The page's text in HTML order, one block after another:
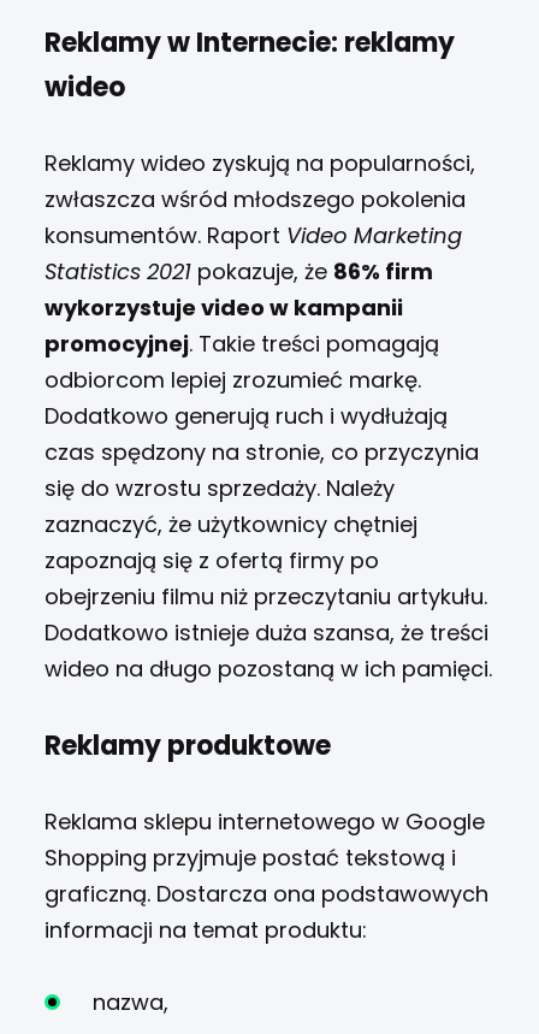
Reklamy w Internecie: reklamy
wideo
Reklamy wideo zyskują na popularności,
zwłaszcza wśród młodszego pokolenia
konsumentów. Raport Video Marketing
Statistics 2021 pokazuje, że 86% firm
wykorzystuje video w kampanii
promocyjnej. Takie treści pomagają
odbiorcom lepiej zrozumieć markę.
Dodatkowo generują ruch i wydłużają
czas spędzony na stronie, co przyczynia
się do wzrostu sprzedaży. Należy
zaznaczyć, że użytkownicy chętniej
zapoznają się z ofertą firmy po
obejrzeniu filmu niż przeczytaniu artykułu.
Dodatkowo istnieje duża szansa, że treści
wideo na długo pozostaną w ich pamięci.
Reklamy produktowe
Reklama sklepu internetowego w Google
Shopping przyjmuje postać tekstową i
graficzną. Dostarcza ona podstawowych
informacji na temat produktu:
nazwa,